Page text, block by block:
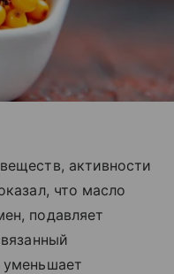
активности
что масло
подавляет
уменьшает